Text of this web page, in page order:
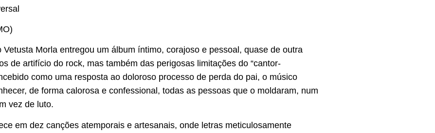
Vetusta Morla entregou um álbum íntimo, corajoso e pessoal, quase de outra
de artifício do rock, mas também das perigosas limitações do “cantor-
como uma resposta ao doloroso processo de perda do pai, o músico
de forma calorosa e confessional, todas as pessoas que o moldaram, num
vez de luto.
em dez canções atemporais e artesanais, onde letras meticulosamente